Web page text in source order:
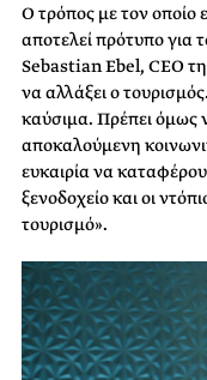
Ο τρόπος με τον οποίο
αποτελεί πρότυπο για
Sebastian Ebel, CEO
να αλλάξει ο
καύσιμα. Πρέπει όμως
αποκαλούμενη
ευκαιρία να
ξενοδοχείο και οι
τουρισμό».